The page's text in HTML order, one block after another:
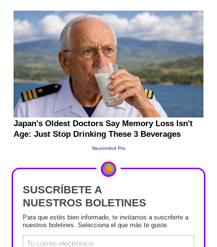
SUSCRÍBETE A
NUESTROS BOLETINES
Para que estés bien informado, te invitamos a suscribirte a
nuestros boletines. Selecciona el que más te guste.